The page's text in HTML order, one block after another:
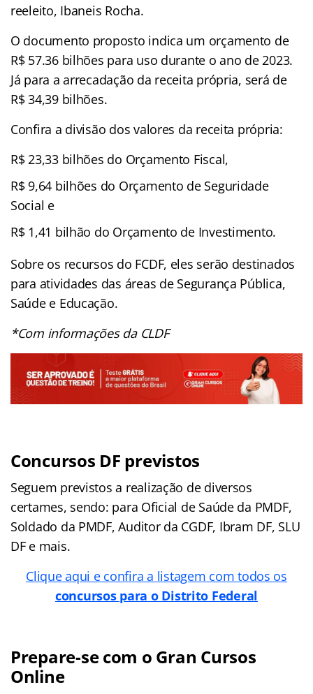
reeleito, Ibaneis Rocha.
O documento proposto indica um orçamento de
R$ 57.36 bilhões para uso durante o ano de 2023.
Já para a arrecadação da receita própria, será de
R$ 34,39 bilhões.
Confira a divisão dos valores da receita própria:
R$ 23,33 bilhões do Orçamento Fiscal,
R$ 9,64 bilhões do Orçamento de Seguridade
Social e
R$ 1,41 bilhão do Orçamento de Investimento.
Sobre os recursos do FCDF, eles serão destinados
para atividades das áreas de Segurança Pública,
Saúde e Educação.
*Com informações da CLDF
Concursos DF previstos
Seguem previstos a realização de diversos
certames, sendo: para Oficial de Saúde da PMDF,
Soldado da PMDF, Auditor da CGDF, Ibram DF, SLU
DF e mais.
Clique aqui e confira a listagem com todos os
concursos para o Distrito Federal
Prepare-se com o Gran Cursos
Online